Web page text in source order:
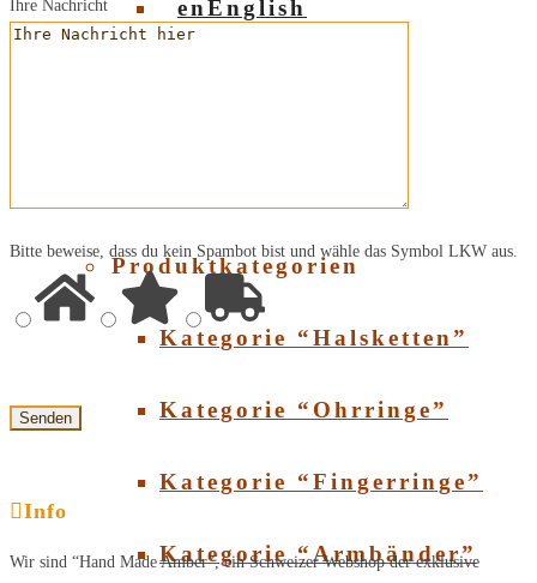
Produktkategorien
Kategorie “Halsketten”
Kategorie “Ohrringe”
Kategorie “Fingerringe”
Kategorie “Armbänder”
English
Ihre Nachricht
Bitte beweise, dass du kein Spambot bist und wähle das Symbol LKW aus.
Info
Wir sind “Hand Made Amber”, ein Schweizer Webshop der exklusive